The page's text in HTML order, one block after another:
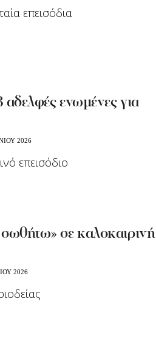
επεισόδια
αδελφές ενωμένες για
2026
επεισόδιο
σε καλοκαιρινή
2026